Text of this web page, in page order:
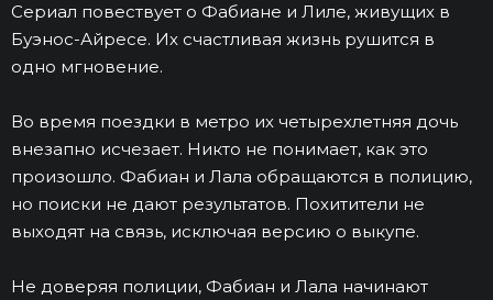
Сериал повествует о Фабиане и Лиле, живущих в
Буэнос-Айресе. Их счастливая жизнь рушится в
одно мгновение.
Во время поездки в метро их четырехлетняя дочь
внезапно исчезает. Никто не понимает, как это
произошло. Фабиан и Лала обращаются в полицию,
но поиски не дают результатов. Похитители не
выходят на связь, исключая версию о выкупе.
Не доверяя полиции, Фабиан и Лала начинают